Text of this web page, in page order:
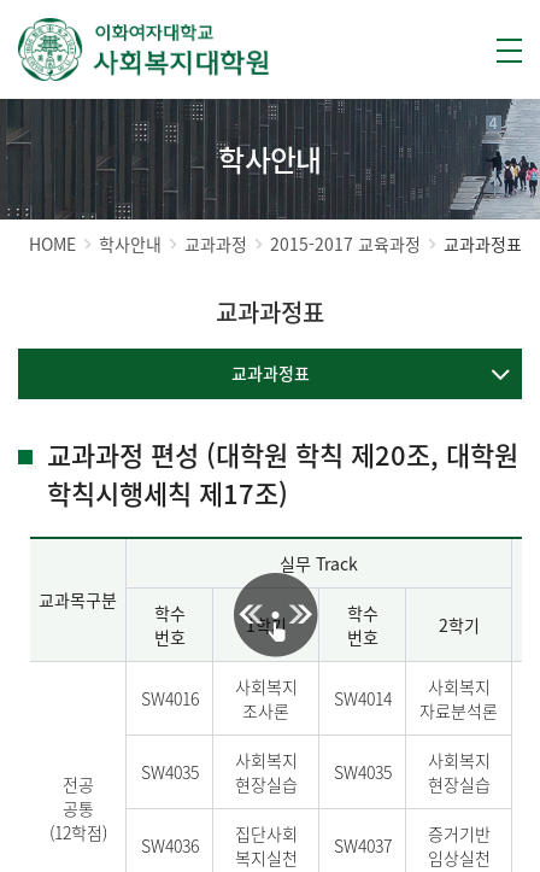
학사안내
HOME 학사안내 교과과정 2015-2017 교육과정 교과과정표
교과과정표
교과과정표
교과과정 편성 (대학원 학칙 제20조, 대학원
학칙시행세칙 제17조)
교과목구분
실무 Track
학수
번호
1학기
학수
번호
2학기
전공
공통
(12학점)
SW4016
사회복지
조사론
SW4014
사회복지
자료분석론
SW4035
사회복지
현장실습
SW4035
사회복지
현장실습
SW4036
집단사회
복지실천
SW4037
증거기반
임상실천